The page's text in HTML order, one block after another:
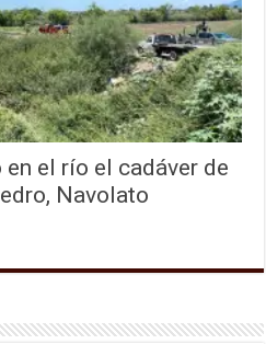
el río el cadáver de
Navolato